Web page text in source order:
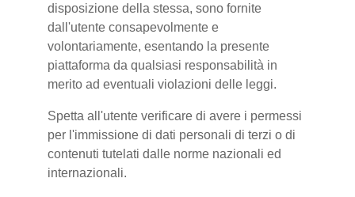
disposizione della stessa, sono fornite
dall'utente consapevolmente e
volontariamente, esentando la presente
piattaforma da qualsiasi responsabilità in
merito ad eventuali violazioni delle leggi.
Spetta all'utente verificare di avere i permessi
per l'immissione di dati personali di terzi o di
contenuti tutelati dalle norme nazionali ed
internazionali.